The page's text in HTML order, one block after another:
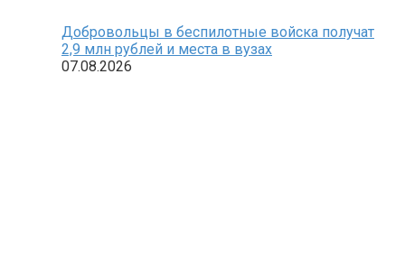
Добровольцы в беспилотные войска получат
2,9 млн рублей и места в вузах
07.08.2026